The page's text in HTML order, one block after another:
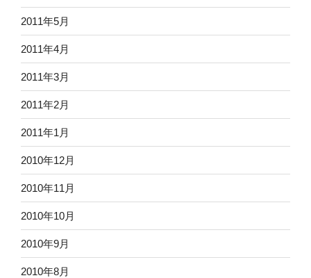
2011年5月
2011年4月
2011年3月
2011年2月
2011年1月
2010年12月
2010年11月
2010年10月
2010年9月
2010年8月